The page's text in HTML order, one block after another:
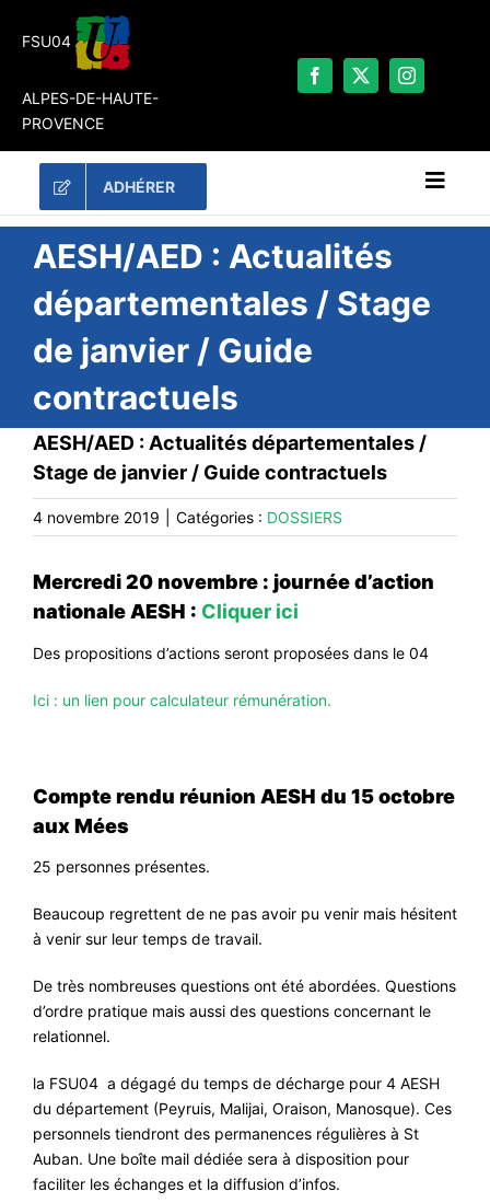
FSU04
ALPES-DE-HAUTE-
PROVENCE
ADHÉRER
RECHERCHER:
LES UNES
#ACTUALITÉS
DOSSIERS
PUBLICATIONS
CONTACT
#VOS ÉLUES
#FORMATION
#COMMUNIQUÉS
#ÉLECTIONS
#DÉBATS
AESH/AED : Actualités
départementales / Stage
de janvier / Guide
contractuels
AESH/AED : Actualités départementales /
Stage de janvier / Guide contractuels
4 novembre 2019 Catégories : DOSSIERS
Mercredi 20 novembre : journée d’action
nationale AESH : Cliquer ici
Des propositions d’actions seront proposées dans le 04
Ici : un lien pour calculateur rémunération.
Compte rendu réunion AESH du 15 octobre
aux Mées
25 personnes présentes.
Beaucoup regrettent de ne pas avoir pu venir mais hésitent
à venir sur leur temps de travail.
De très nombreuses questions ont été abordées. Questions
d’ordre pratique mais aussi des questions concernant le
relationnel.
la FSU04 a dégagé du temps de décharge pour 4 AESH
du département (Peyruis, Malijai, Oraison, Manosque). Ces
personnels tiendront des permanences régulières à St
Auban. Une boîte mail dédiée sera à disposition pour
faciliter les échanges et la diffusion d’infos.